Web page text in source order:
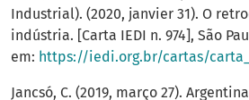
Industrial). (2020, janvier 31). O
indústria. [Carta IEDI n. 974], São
em: https://iedi.org.br/cartas/
Jancsó, C. (2019, março 27).